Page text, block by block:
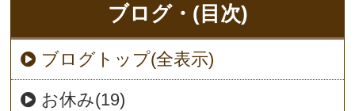
ブログ・(目次)
ブログトップ(全表示)
お休み(19)